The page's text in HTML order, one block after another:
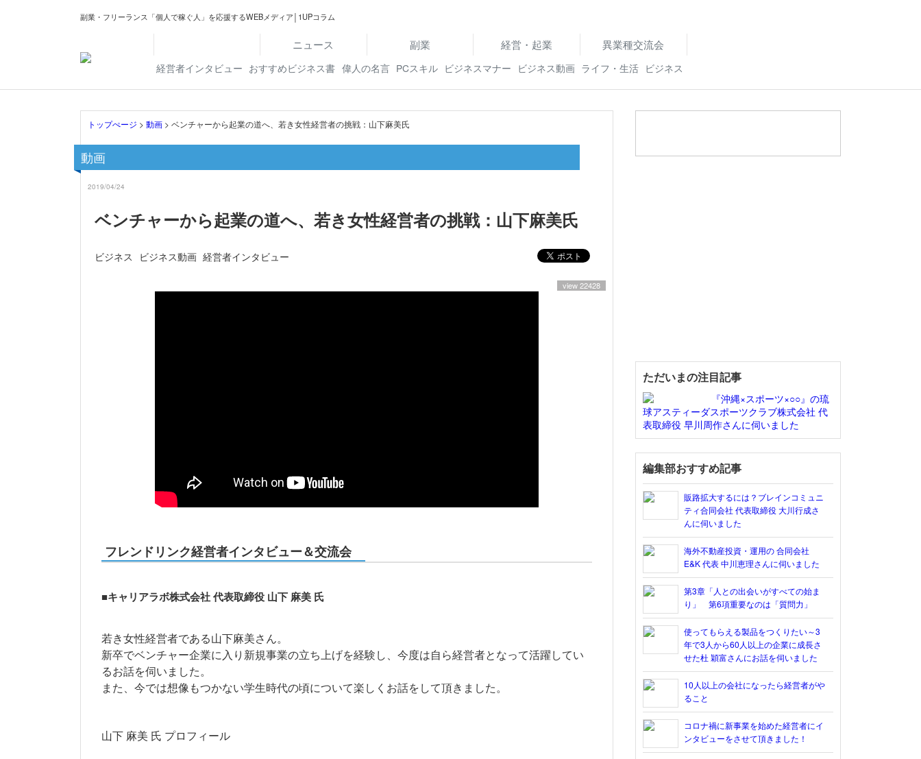
副業・フリーランス「個人で稼ぐ人」を応援するWEBメディア│1UPコラム
ニュース 副業 経営・起業 異業種交流会
経営者インタビュー おすすめビジネス書 偉人の名言 PCスキル ビジネスマナー ビジネス動画 ライフ・生活 ビジネス
トップぺージ > 動画 > ベンチャーから起業の道へ、若き女性経営者の挑戦：山下麻美氏
動画
ベンチャーから起業の道へ、若き女性経営者の挑戦：山下麻美氏
2019/04/24
ビジネス ビジネス動画 経営者インタビュー
view 22428
フレンドリンク経営者インタビュー＆交流会
■キャリアラボ株式会社 代表取締役 山下 麻美 氏
若き女性経営者である山下麻美さん。
新卒でベンチャー企業に入り新規事業の立ち上げを経験し、今度は自ら経営者となって活躍してい
るお話を伺いました。
また、今では想像もつかない学生時代の頃について楽しくお話をして頂きました。
山下 麻美 氏 プロフィール
ただいまの注目記事
『沖縄×スポーツ×○○』の琉
球アスティーダスポーツクラブ株式会社 代
表取締役 早川周作さんに伺いました
編集部おすすめ記事
販路拡大するには？ブレインコミュニ
ティ合同会社 代表取締役 大川行成さ
んに伺いました
海外不動産投資・運用の 合同会社
E&K 代表 中川恵理さんに伺いました
第3章「人との出会いがすべての始ま
り」 第6項重要なのは「質問力」
使ってもらえる製品をつくりたい～3
年で3人から60人以上の企業に成長さ
せた杜 穎富さんにお話を伺いました
10人以上の会社になったら経営者がや
ること
コロナ禍に新事業を始めた経営者にイ
ンタビューをさせて頂きました！